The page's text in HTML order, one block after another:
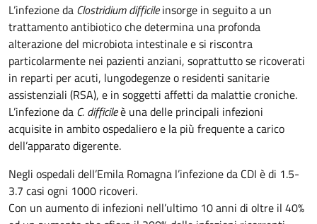
L’infezione da Clostridium difficileinsorge in seguito a un
trattamento antibiotico che determina una profonda
alterazione del microbiota intestinale e si riscontra
particolarmente nei pazienti anziani, soprattutto se ricoverati
in reparti per acuti, lungodegenze o residenti sanitarie
assistenziali (RSA), e in soggetti affetti da malattie croniche.
L’infezione da C. difficileè una delle principali infezioni
acquisite in ambito ospedaliero e la più frequente a carico
dell’apparato digerente.
Negli ospedali dell’Emila Romagna l’infezione da CDI è di 1.5-
3.7 casi ogni 1000 ricoveri.
Con un aumento di infezioni nell’ultimo 10 anni di oltre il 40%